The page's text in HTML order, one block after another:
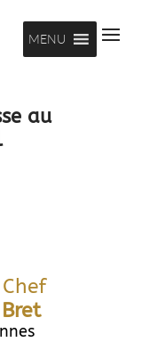
MENU
au